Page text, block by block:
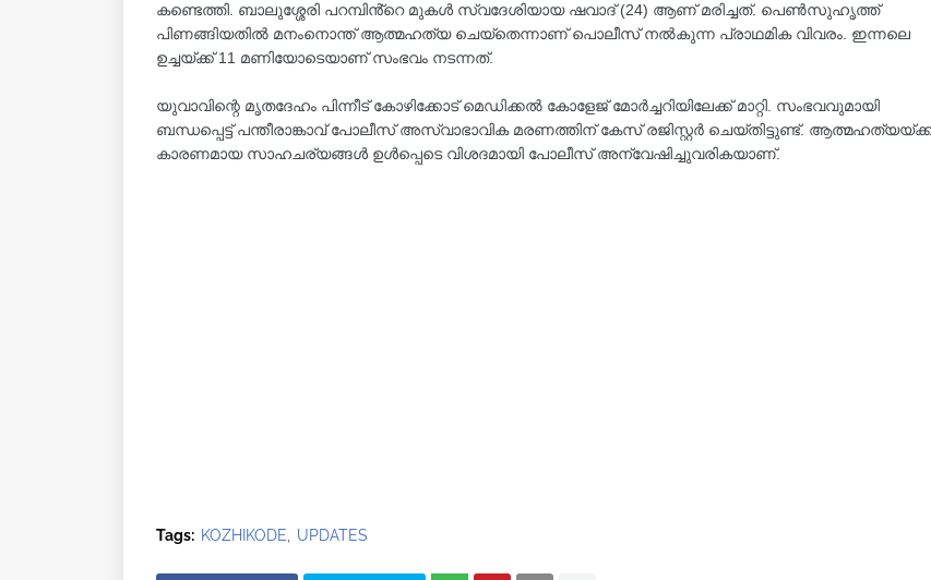
കണ്ടെത്തി. ബാലുശ്ശേരി പറമ്പിൻ്റെ മുകൾ സ്വദേശിയായ ഷവാദ് (24) ആണ് മരിച്ചത്. പെൺസുഹൃത്ത്
പിണങ്ങിയതിൽ മനംനൊന്ത് ആത്മഹത്യ ചെയ്തെന്നാണ് പൊലീസ് നൽകുന്ന പ്രാഥമിക വിവരം. ഇന്നലെ
ഉച്ചയ്ക്ക് 11 മണിയോടെയാണ് സംഭവം നടന്നത്.
യുവാവിന്റെ മൃതദേഹം പിന്നീട് കോഴിക്കോട് മെഡിക്കൽ കോളേജ് മോർച്ചറിയിലേക്ക് മാറ്റി. സംഭവവുമായി
ബന്ധപ്പെട്ട് പന്തീരാങ്കാവ് പോലീസ് അസ്വാഭാവിക മരണത്തിന് കേസ് രജിസ്റ്റർ ചെയ്തിട്ടുണ്ട്.
കാരണമായ സാഹചര്യങ്ങൾ ഉൾപ്പെടെ വിശദമായി പോലീസ് അന്വേഷിച്ചുവരികയാണ്.
Tags: KOZHIKODE UPDATES